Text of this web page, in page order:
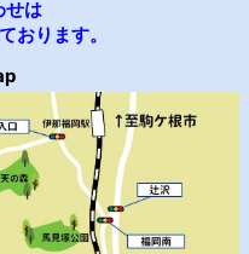
せは
おります。